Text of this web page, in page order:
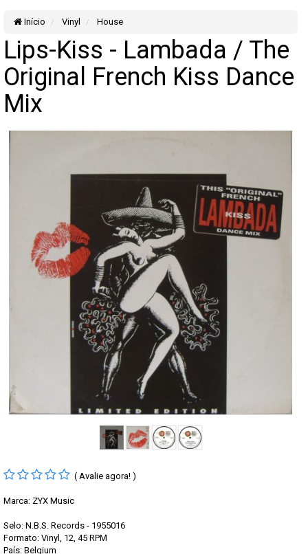
Início Vinyl House
Lips-Kiss - Lambada / The
Original French Kiss Dance
Mix
( Avalie agora! )
Marca: ZYX Music
Selo: N.B.S. Records - 1955016
Formato: Vinyl, 12, 45 RPM
País: Belgium